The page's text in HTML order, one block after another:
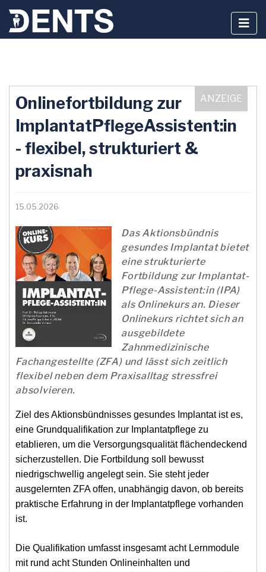
springen
Onlinefortbildung zur
ImplantatPflegeAssistent:in
- flexibel, strukturiert &
praxisnah
15.05.2026
Das Aktionsbündnis
gesundes Implantat bietet
eine strukturierte
Fortbildung zur Implantat-
Pflege-Assistent:in (IPA)
als Onlinekurs an. Dieser
Onlinekurs richtet sich an
ausgebildete
Zahnmedizinische
Fachangestellte (ZFA) und lässt sich zeitlich
flexibel neben dem Praxisalltag stressfrei
absolvieren.
Ziel des Aktionsbündnisses gesundes Implantat ist es,
eine Grundqualifikation zur Implantatpflege zu
etablieren, um die Versorgungsqualität flächendeckend
sicherzustellen. Die Fortbildung soll bewusst
niedrigschwellig angelegt sein. Sie steht jeder
ausgelernten ZFA offen, unabhängig davon, ob bereits
praktische Erfahrung in der Implantatpflege vorhanden
ist.
Die Qualifikation umfasst insgesamt acht Lernmodule
mit rund acht Stunden Onlineinhalten und